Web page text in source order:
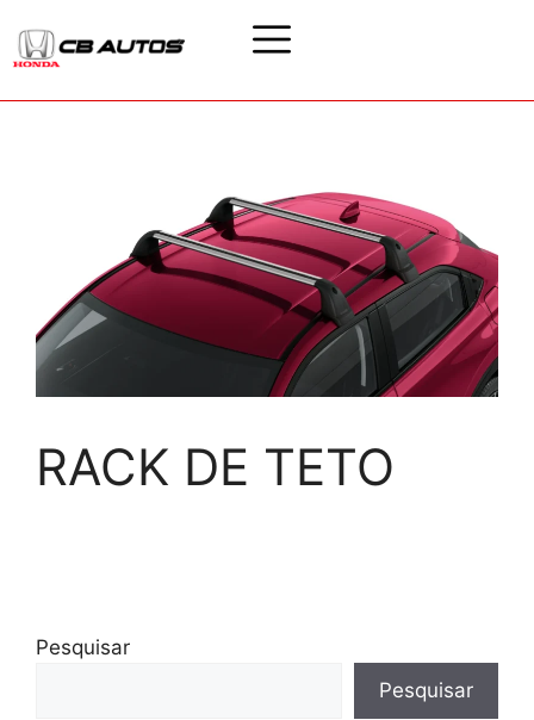
RACK DE TETO
Pesquisar
Pesquisar